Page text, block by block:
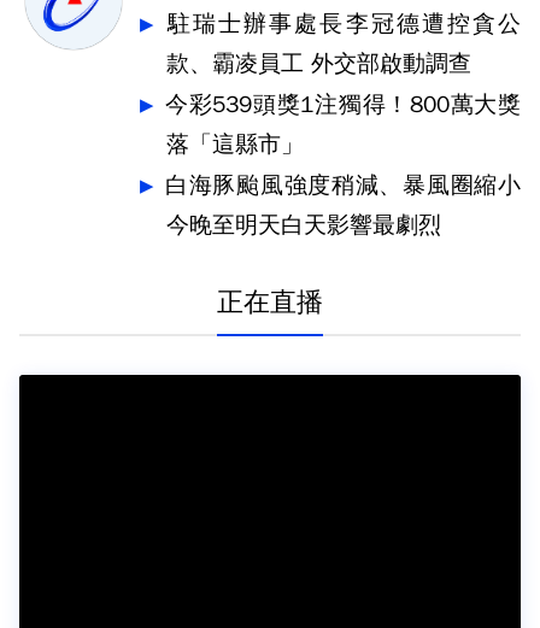
駐瑞士辦事處長李冠德遭控貪公
款、霸凌員工 外交部啟動調查
今彩539頭獎1注獨得！800萬大獎
落「這縣市」
白海豚颱風強度稍減、暴風圈縮小
今晚至明天白天影響最劇烈
正在直播